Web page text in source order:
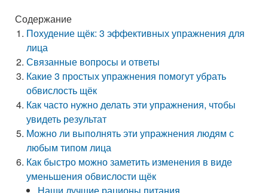
Содержание
Похудение щёк: 3 эффективных упражнения для
лица
Связанные вопросы и ответы
Какие 3 простых упражнения помогут убрать
обвислость щёк
Как часто нужно делать эти упражнения, чтобы
увидеть результат
Можно ли выполнять эти упражнения людям с
любым типом лица
Как быстро можно заметить изменения в виде
уменьшения обвислости щёк